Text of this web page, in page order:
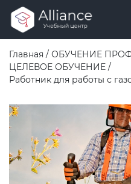
Главная / ОБУЧЕНИЕ
ЦЕЛЕВОЕ ОБУЧЕНИЕ /
Работник для работы с